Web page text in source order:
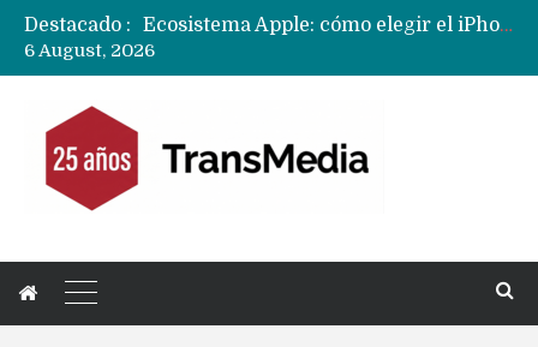
Destacado :
Nuevas filtraciones del Mate 90 Pro Max apuntan a potenciar las cámaras y pantalla OLED doble capa
6 August, 2026